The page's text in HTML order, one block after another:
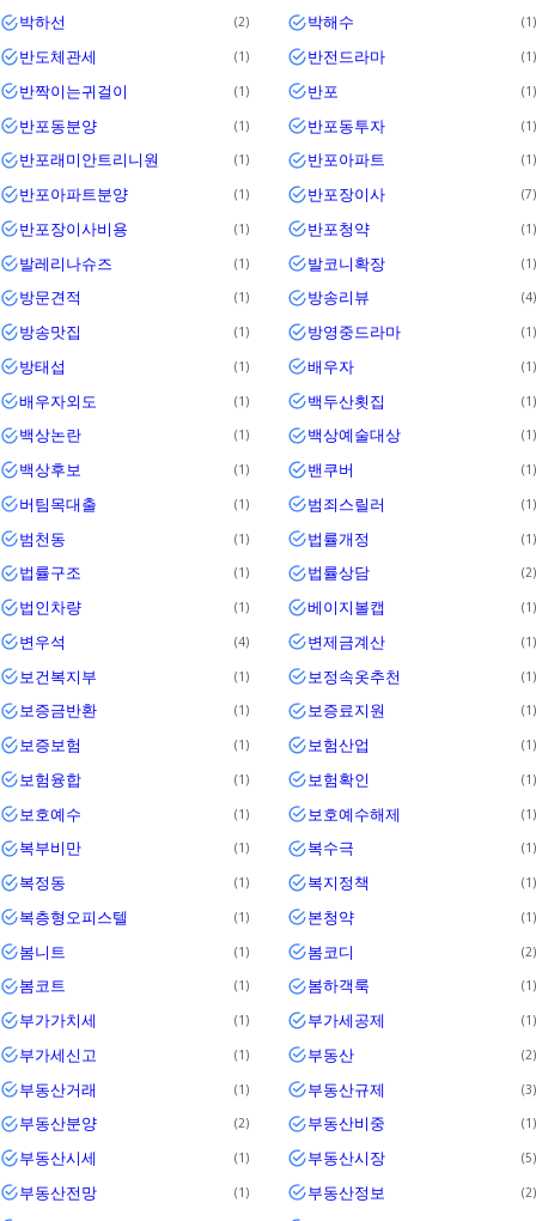
박하선 2 박해수 1
반도체관세 1 반전드라마 1
반짝이는귀걸이 1 반포 1
반포동분양 1 반포동투자 1
반포래미안트리니원 1 반포아파트 1
반포아파트분양 1 반포장이사 7
반포장이사비용 1 반포청약 1
발레리나슈즈 1 발코니확장 1
방문견적 1 방송리뷰 4
방송맛집 1 방영중드라마 1
방태섭 1 배우자 1
배우자외도 1 백두산횟집 1
백상논란 1 백상예술대상 1
백상후보 1 밴쿠버 1
버팀목대출 1 범죄스릴러 1
범천동 1 법률개정 1
법률구조 1 법률상담 2
법인차량 1 베이지볼캡 1
변우석 4 변제금계산 1
보건복지부 1 보정속옷추천 1
보증금반환 1 보증료지원 1
보증보험 1 보험산업 1
보험융합 1 보험확인 1
보호예수 1 보호예수해제 1
복부비만 1 복수극 1
복정동 1 복지정책 1
복층형오피스텔 1 본청약 1
봄니트 1 봄코디 2
봄코트 1 봄하객룩 1
부가가치세 1 부가세공제 1
부가세신고 1 부동산 2
부동산거래 1 부동산규제 3
부동산분양 2 부동산비중 1
부동산시세 1 부동산시장 5
부동산전망 1 부동산정보 2